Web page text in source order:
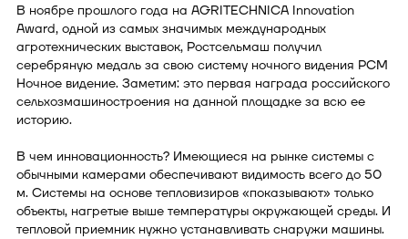
В ноябре прошлого года на AGRITECHNICA Innovation
Award, одной из самых значимых международных
агротехнических выставок, Ростсельмаш получил
серебряную медаль за свою систему ночного видения РСМ
Ночное видение. Заметим: это первая награда российского
сельхозмашиностроения на данной площадке за всю ее
историю.
В чем инновационность? Имеющиеся на рынке системы с
обычными камерами обеспечивают видимость всего до 50
м. Системы на основе тепловизиров «показывают» только
объекты, нагретые выше температуры окружающей среды. И
тепловой приемник нужно устанавливать снаружи машины.